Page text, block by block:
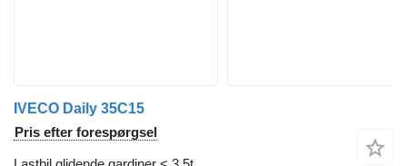
IVECO Daily 35C15
Pris efter forespørgsel